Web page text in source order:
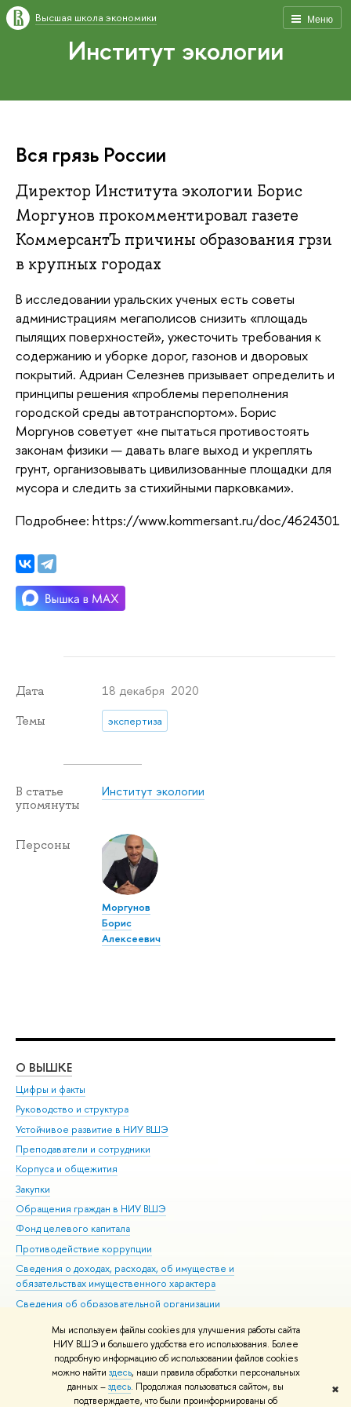
Мы используем файлы cookies для улучшения работы сайта
НИУ ВШЭ и большего удобства его использования. Более
подробную информацию об использовании файлов cookies
можно найти здесь, наши правила обработки персональных
данных –здесь. Продолжая пользоваться сайтом, вы
подтверждаете, что были проинформированы об
✖
Меню
Высшая школа экономики
Институт экологии
Вся грязь России
Директор Института экологии Борис
Моргунов прокомментировал газете
КоммерсантЪ причины образования грзи
в крупных городах
В исследовании уральских ученых есть советы
администрациям мегаполисов снизить «площадь
пылящих поверхностей», ужесточить требования к
содержанию и уборке дорог, газонов и дворовых
покрытий. Адриан Селезнев призывает определить и
принципы решения «проблемы переполнения
городской среды автотранспортом». Борис
Моргунов советует «не пытаться противостоять
законам физики — давать влаге выход и укреплять
грунт, организовывать цивилизованные площадки для
мусора и следить за стихийными парковками».
Подробнее: https://www.kommersant.ru/doc/4624301
Дата 18 декабря 2020
Темы экспертиза
В статье
упомянуты
Институт экологии
Персоны
Моргунов
Борис
Алексеевич
О ВЫШКЕ
Цифры и факты
Руководство и структура
Устойчивое развитие в НИУ ВШЭ
Преподаватели и сотрудники
Корпуса и общежития
Закупки
Обращения граждан в НИУ ВШЭ
Фонд целевого капитала
Противодействие коррупции
Сведения о доходах, расходах, об имуществе и
обязательствах имущественного характера
Сведения об образовательной организации
Людям с ограниченными возможностями здоровья
Единая платежная страница
Работа в Вышке